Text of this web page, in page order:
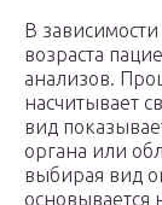
В
возраста
анализов.
насчитывает
вид
органа или
выбирая вид
основывается